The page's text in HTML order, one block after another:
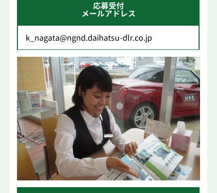
応募受付
メールアドレス
k_nagata@ngnd.daihatsu-dlr.co.jp